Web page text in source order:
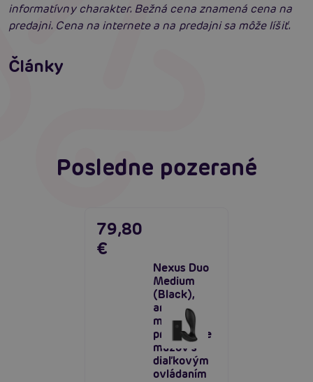
informatívny charakter. Bežná cena znamená cena na
predajni. Cena na internete a na predajni sa môže líšiť.
Články
Príprava na análny sex: Tipy krok za krokom
Čítať viacej
Masáž prostaty, poskytuje úľavu aj vzrušenie
Posledne pozerané
Nexus Duo
Medium
(Black),
análny
masážny
prístroj pre
mužov s
diaľkovým
ovládaním
79,80
€